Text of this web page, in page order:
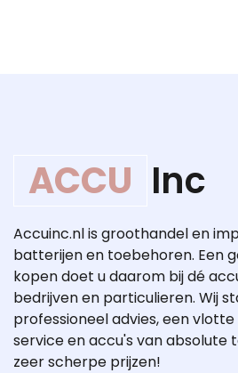
ACCU Inc
Accuinc.nl is groothandel en
batterijen en toebehoren. Een
kopen doet u daarom bij dé
bedrijven en particulieren. Wij
professioneel advies, een
service en accu's van absolute
zeer scherpe prijzen!